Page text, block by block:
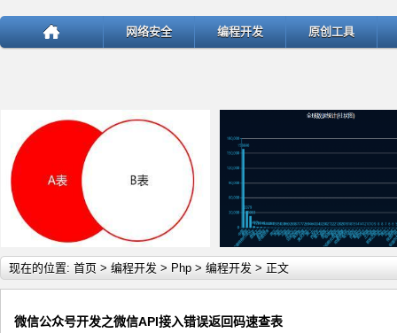
网络安全 编程开发 原创工具
详细内容
现在的位置: 首页 > 编程开发 > Php > 编程开发 > 正文
微信公众号开发之微信API接入错误返回码速查表